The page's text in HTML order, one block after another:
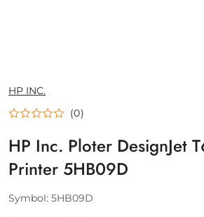
NAZWA
PRODUCENTA:
HP INC.
(0)
HP Inc. Ploter DesignJet
Printer 5HB09D
Symbol: 5HB09D